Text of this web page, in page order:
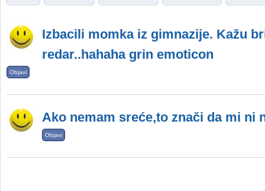
Izbacili momka iz gimnazije. Kažu
redar..hahaha grin emoticon
Objavi
Ako nemam sreće,to znači da mi ni
Objavi